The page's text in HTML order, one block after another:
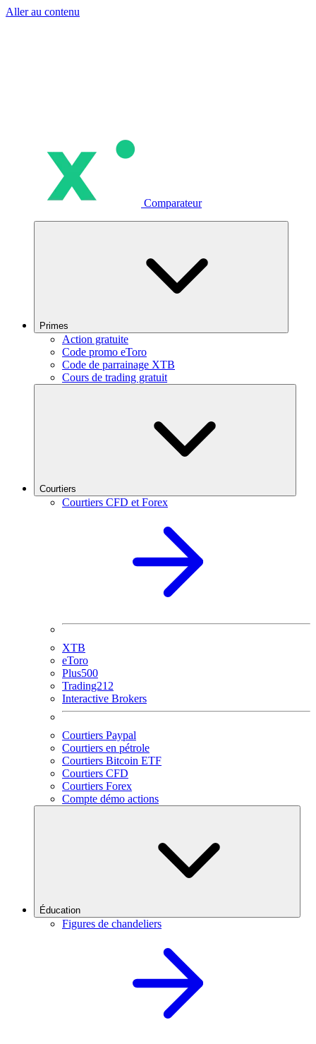
Aller au contenu
Comparateur
Primes
Action gratuite
Code promo eToro
Code de parrainage XTB
Cours de trading gratuit
Courtiers
Courtiers CFD et Forex
XTB
eToro
Plus500
Trading212
Interactive Brokers
Courtiers Paypal
Courtiers en pétrole
Courtiers Bitcoin ETF
Courtiers CFD
Courtiers Forex
Compte démo actions
Éducation
Figures de chandeliers